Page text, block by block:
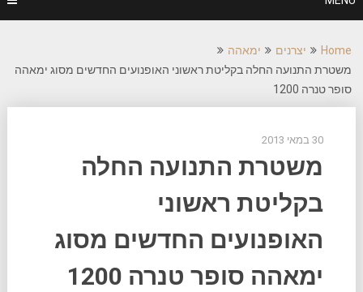
Home יצרנים
ימאהה
משטרת התנועה החלה בקליטת ראשוני האופנועים החדשים מסוג ימאהה
סופר טנרה 1200
30 במאי 2013
משטרת התנועה החלה
בקליטת ראשוני
האופנועים החדשים מסוג
ימאהה סופר טנרה 1200